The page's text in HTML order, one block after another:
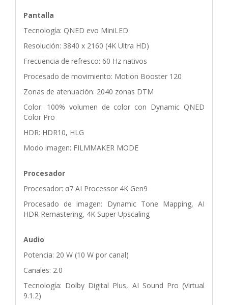
Pantalla
Tecnología: QNED evo MiniLED
Resolución: 3840 x 2160 (4K Ultra HD)
Frecuencia de refresco: 60 Hz nativos
Procesado de movimiento: Motion Booster 120
Zonas de atenuación: 2040 zonas DTM
Color: 100% volumen de color con Dynamic QNED
Color Pro
HDR: HDR10, HLG
Modo imagen: FILMMAKER MODE
Procesador
Procesador: α7 AI Processor 4K Gen9
Procesado de imagen: Dynamic Tone Mapping, AI
HDR Remastering, 4K Super Upscaling
Audio
Potencia: 20 W (10 W por canal)
Canales: 2.0
Tecnología: Dolby Digital Plus, AI Sound Pro (Virtual
9.1.2)